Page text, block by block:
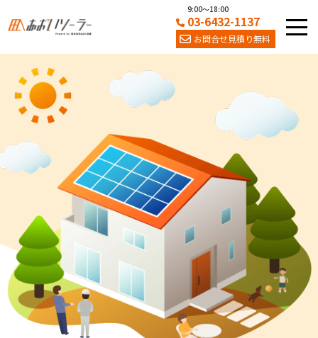
9:00～18:00
03-6432-1137
お問合せ見積り無料